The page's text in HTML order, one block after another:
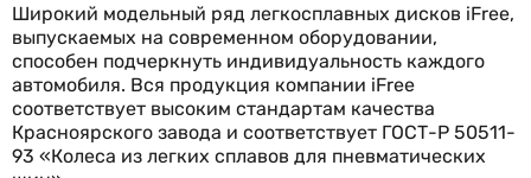
Широкий модельный ряд легкосплавных дисков iFree,
выпускаемых на современном оборудовании,
способен подчеркнуть индивидуальность каждого
автомобиля. Вся продукция компании iFree
соответствует высоким стандартам качества
Красноярского завода и соответствует ГОСТ-Р 50511-
93 «Колеса из легких сплавов для пневматических